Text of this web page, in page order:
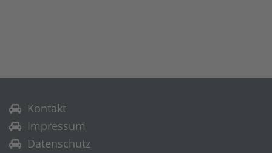
Kontakt
Impressum
Datenschutz